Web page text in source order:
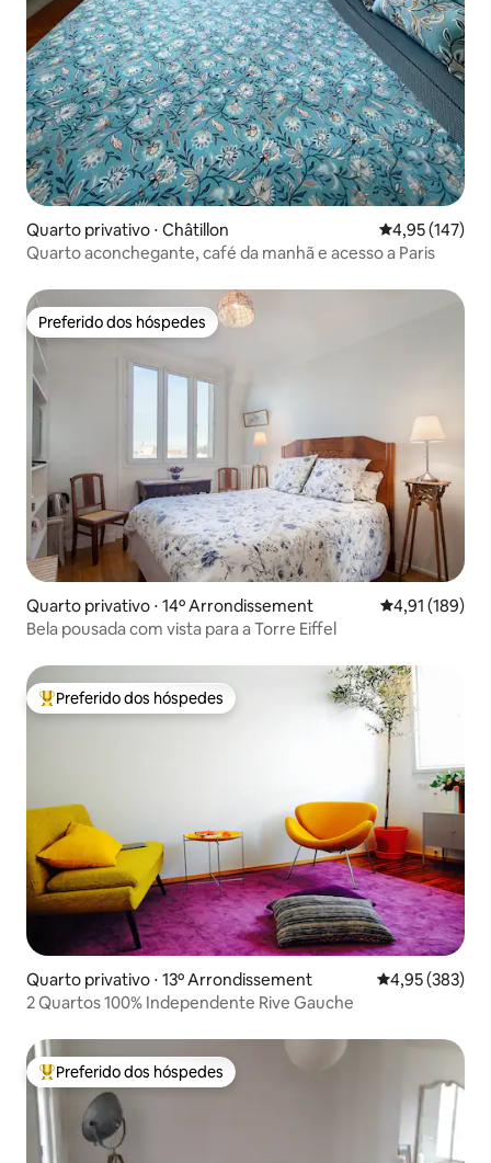
Quarto privativo ⋅ Châtillon 4,95 de uma
4,95 (147)
Quarto aconchegante, café da manhã e acesso a Paris
Preferido dos hóspedes
Preferido dos hóspedes
Quarto privativo ⋅ 14º Arrondissement 4,91 de uma
4,91 (189)
Bela pousada com vista para a Torre Eiffel
Entre os melhores preferidos dos hóspedes
Preferido dos hóspedes
Quarto privativo ⋅ 13º Arrondissement 4,95 de uma
4,95 (383)
2 Quartos 100% Independente Rive Gauche
Entre os melhores preferidos dos hóspedes
Preferido dos hóspedes